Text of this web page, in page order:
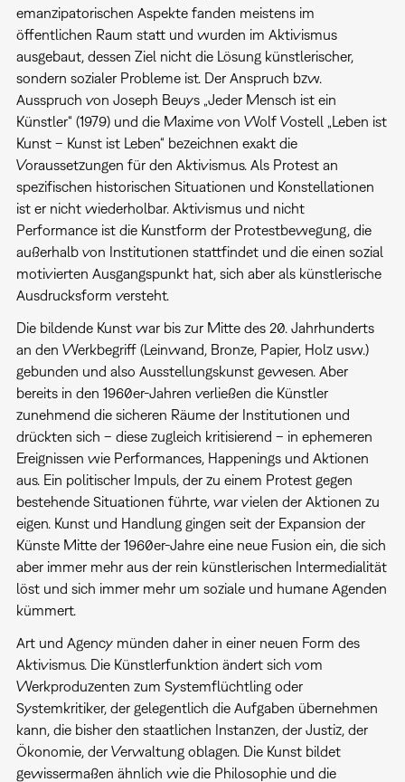
emanzipatorischen Aspekte fanden meistens im
öffentlichen Raum statt und wurden im Aktivismus
ausgebaut, dessen Ziel nicht die Lösung künstlerischer,
sondern sozialer Probleme ist. Der Anspruch bzw.
Ausspruch von Joseph Beuys „Jeder Mensch ist ein
Künstler“ (1979) und die Maxime von Wolf Vostell „Leben ist
Kunst – Kunst ist Leben“ bezeichnen exakt die
Voraussetzungen für den Aktivismus. Als Protest an
spezifischen historischen Situationen und Konstellationen
ist er nicht wiederholbar. Aktivismus und nicht
Performance ist die Kunstform der Protestbewegung, die
außerhalb von Institutionen stattfindet und die einen sozial
motivierten Ausgangspunkt hat, sich aber als künstlerische
Ausdrucksform versteht.
Die bildende Kunst war bis zur Mitte des 20. Jahrhunderts
an den Werkbegriff (Leinwand, Bronze, Papier, Holz usw.)
gebunden und also Ausstellungskunst gewesen. Aber
bereits in den 1960er-Jahren verließen die Künstler
zunehmend die sicheren Räume der Institutionen und
drückten sich – diese zugleich kritisierend – in ephemeren
Ereignissen wie Performances, Happenings und Aktionen
aus. Ein politischer Impuls, der zu einem Protest gegen
bestehende Situationen führte, war vielen der Aktionen zu
eigen. Kunst und Handlung gingen seit der Expansion der
Künste Mitte der 1960er-Jahre eine neue Fusion ein, die sich
aber immer mehr aus der rein künstlerischen Intermedialität
löst und sich immer mehr um soziale und humane Agenden
kümmert.
Art und Agency münden daher in einer neuen Form des
Aktivismus. Die Künstlerfunktion ändert sich vom
Werkproduzenten zum Systemflüchtling oder
Systemkritiker, der gelegentlich die Aufgaben übernehmen
kann, die bisher den staatlichen Instanzen, der Justiz, der
Ökonomie, der Verwaltung oblagen. Die Kunst bildet
gewissermaßen ähnlich wie die Philosophie und die